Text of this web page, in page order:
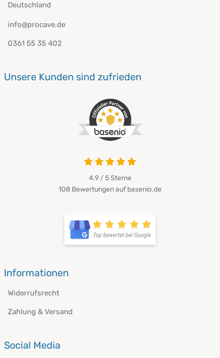
Deutschland
info@procave.de
0361 55 35 402
Unsere Kunden sind zufrieden
4.9 von 5
4.9 / 5Sterne
108 Bewertungen auf basenio.de
öffnet in neuem Fenster
Informationen
Widerrufsrecht
Zahlung & Versand
Social Media